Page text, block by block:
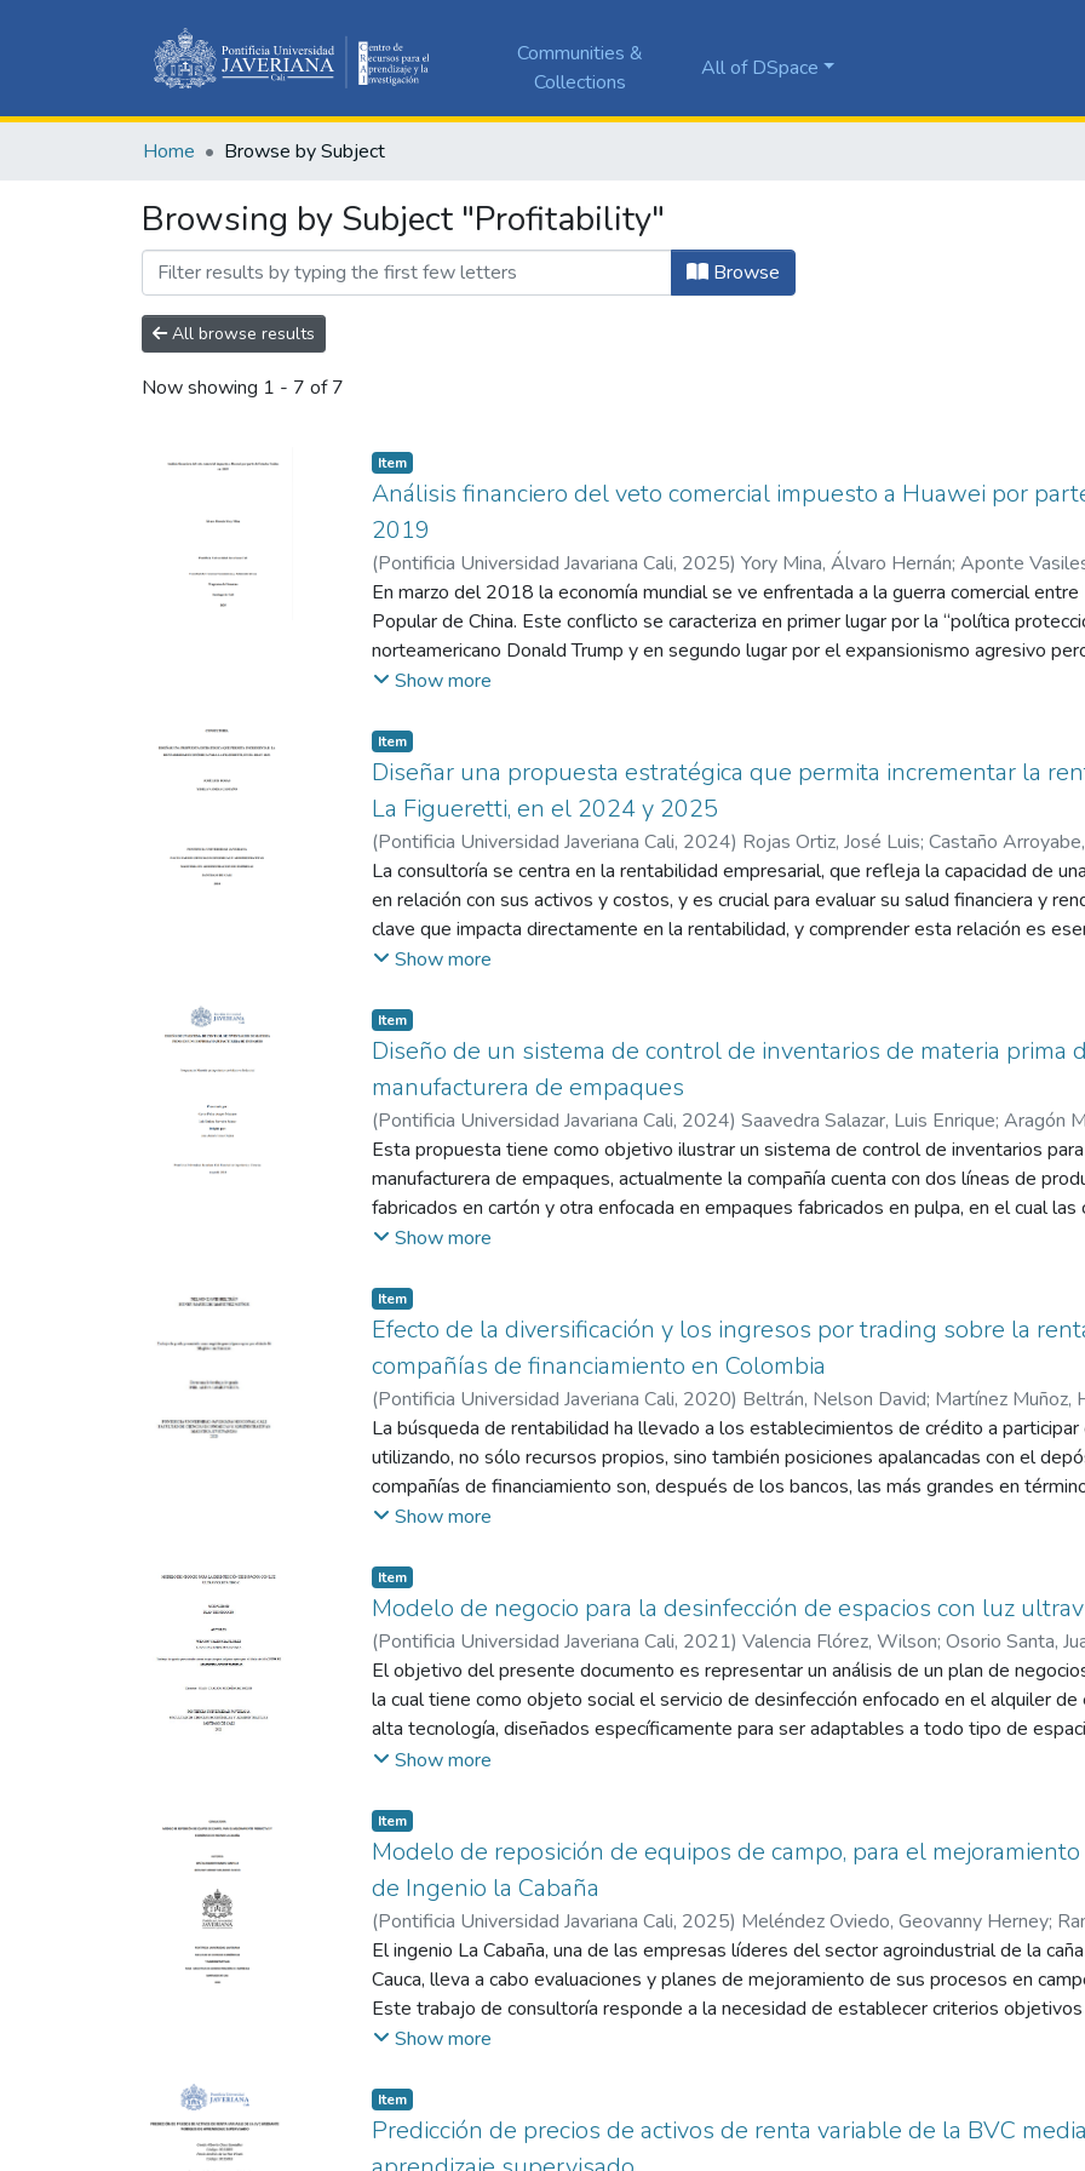
Communities &
Collections
All of DSpace
Home Browse by Subject
Browsing by Subject "Profitability"
Browse
All browse results
Now showing 1 - 7 of 7
Item
Análisis financiero del veto comercial impuesto a Huawei por
2019
(Pontificia Universidad Javariana Cali, 2025) Yory Mina, Álvaro Hernán; Aponte
En marzo del 2018 la economía mundial se ve enfrentada a la guerra comercial
Popular de China. Este conflicto se caracteriza en primer lugar por la “política
norteamericano Donald Trump y en segundo lugar por el expansionismo agresivo
Pekín” (Universidad Externado de Colombia, s.f.). De acuerdo con el U.S.
fiscal anterior” (U.S. DEPARTMENT OF THE TREASURY, 2018). Esta caída de la
de un incremento del desempleo del 5.8% en el 2008, sentaron las bases del
orden económico mundial, dada la apuesta del liderazgo de las industrias claves
tecnología, por parte de China. Lo expuesto anteriormente, indica que esta guerra
múltiples capas puesto que, en marzo del 2018, EE. UU impuso aranceles cercanos
productos provenientes de China; la respuesta del gigante asiático fue gravar
americanos en US$110.000 millones junto con una devaluación del yuan en 1,4%
las 7 unidades por dólar” (Universidad Externado de Colombia, s.f.), lo que indicaría
de investigación analiza el impacto del veto comercial impuesto por Estados Unidos
multinacional, razón por la cual se parte de indicadores financieros claves en pro de
largo plazo del veto en la compañía.
Show more
Item
Diseñar una propuesta estratégica que permita incrementar la
La Figueretti, en el 2024 y 2025
(Pontificia Universidad Javeriana Cali, 2024) Rojas Ortiz, José Luis; Castaño
José Luis
La consultoría se centra en la rentabilidad empresarial, que refleja la capacidad de
en relación con sus activos y costos, y es crucial para evaluar su salud financiera y
clave que impacta directamente en la rentabilidad, y comprender esta relación es
económica de una organización. La gestión eficiente de costos y la evaluación
Figueretti", una empresa del sector moda en Colombia, que busca ajustar su
mantenerse competitiva y relevante
Show more
Item
Diseño de un sistema de control de inventarios de materia prima
manufacturera de empaques
(Pontificia Universidad Javariana Cali, 2024) Saavedra Salazar, Luis Enrique; Aragón
Ospina, José Andrés
Esta propuesta tiene como objetivo ilustrar un sistema de control de inventarios
manufacturera de empaques, actualmente la compañía cuenta con dos líneas de
fabricados en cartón y otra enfocada en empaques fabricados en pulpa, en el cual las
departamento de mercadeo y se realizan 100% bajo la demanda estimada, estos
puede decir que se maneja un sistema híbrido de producción basado en la demanda y
Pronóstico, lo que hace muy impredecible la demanda al momento de fabricar para
causado altos niveles de inventario en referencias que no tienen una buena rotación
referencias que tienen una demanda constante, por este motivo el diseño del
propone, tiene la finalidad de administrar de manera idónea los inventarios de la
los costos del capital de trabajo y adecuar el nivel de servicio al estándar
el sistema de control de inventario para mejorar el manejo de materias primas,
creación y depuración de cada código de artículo (SKU), garantizando el
la compañía y creando políticas de inventario óptimo para administración de
Show more
Item
Efecto de la diversificación y los ingresos por trading sobre la
compañías de financiamiento en Colombia
(Pontificia Universidad Javeriana Cali, 2020) Beltrán, Nelson David; Martínez Muñoz,
La búsqueda de rentabilidad ha llevado a los establecimientos de crédito a
utilizando, no sólo recursos propios, sino también posiciones apalancadas con el
compañías de financiamiento son, después de los bancos, las más grandes en
financieros de ocho Compañías de Financiamiento entre 2015 y 2019 se estima
trading sobre la rentabilidad. Los resultados sugieren que la diversificación de los
ingresos por trading son relevantes para determinar la rentabilidad de estas
solvencia, la diversificación aumenta la estabilidad financiera.
Show more
Item
Modelo de negocio para la desinfección de espacios con luz
(Pontificia Universidad Javeriana Cali, 2021) Valencia Flórez, Wilson; Osorio Santa,
Carlos
El objetivo del presente documento es representar un análisis de un plan de
la cual tiene como objeto social el servicio de desinfección enfocado en el alquiler
alta tecnología, diseñados específicamente para ser adaptables a todo tipo de
facilidad de transporte, la seguridad y practicidad lo cual lo hace ideal para las
técnicos, organizacionales y legales, por último, se consideró en el análisis financiero
evidenciar la oportunidad del negocio en términos de rentabilidad, pues en 2 de los 3
TIR sobrepasa la tasa de oportunidad requerida por los inversionistas. Una
adherencia de las empresas al proyecto propuesto será establecer un servicio al
que satisfaga las necesidades de los clientes de manera satisfactoria evitando
servicios y brindando continuidad en las empresas donde las paradas de equipos o
enormes sobrecostos.
Show more
Item
Modelo de reposición de equipos de campo, para el
de Ingenio la Cabaña
(Pontificia Universidad Javariana Cali, 2025) Meléndez Oviedo, Geovanny Herney;
Arango Londoño, David
El ingenio La Cabaña, una de las empresas líderes del sector agroindustrial de la
Cauca, lleva a cabo evaluaciones y planes de mejoramiento de sus procesos en
Este trabajo de consultoría responde a la necesidad de establecer criterios objetivos
reposición de equipos en sus departamentos operativos, adaptando estas decisiones
permite predecir el "tiempo de reposición" de los equipos agrícolas en función de
operativo por hora, la antigüedad, la disponibilidad y las horas de uso acumuladas.
proporciona una clasificación precisa de los equipos en categorías de reposición,
Show more
Item
Predicción de precios de activos de renta variable de la BVC